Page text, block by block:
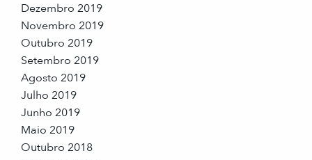
Dezembro 2019
Novembro 2019
Outubro 2019
Setembro 2019
Agosto 2019
Julho 2019
Junho 2019
Maio 2019
Outubro 2018